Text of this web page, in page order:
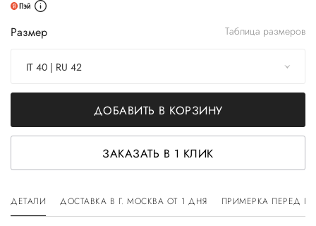
Размер Таблица размеров
IT 40 | RU 42
ДОБАВИТЬ В КОРЗИНУ
ЗАКАЗАТЬ В 1 КЛИК
ДЕТАЛИ ДОСТАВКА В Г. МОСКВА ОТ 1 ДНЯ ПРИМЕРКА ПЕРЕД